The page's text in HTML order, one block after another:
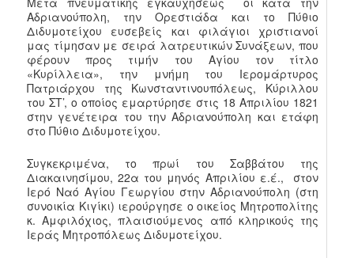
Αδριανούπολη, την Ορεστιάδα και το Πύθιο
Διδυμοτείχου ευσεβείς και φιλάγιοι χριστιανοί
μας τίμησαν με σειρά λατρευτικών Συνάξεων, που
φέρουν προς τιμήν του Αγίου τον τίτλο
«Κυρίλλεια», την μνήμη του Ιερομάρτυρος
Πατριάρχου της Κωνσταντινουπόλεως, Κύριλλου
του ΣΤ’, ο οποίος εμαρτύρησε στις 18 Απριλίου 1821
στην γενέτειρα του την Αδριανούπολη και ετάφη
στο Πύθιο Διδυμοτείχου.
Συγκεκριμένα, το πρωί του Σαββάτου της
Διακαινησίμου, 22α του μηνός Απριλίου ε.έ., στον
Ιερό Ναό Αγίου Γεωργίου στην Αδριανούπολη (στη
συνοικία Κιγίκι) ιερούργησε ο οικείος Μητροπολίτης
κ. Αμφιλόχιος, πλαισιούμενος από κληρικούς της
Ιεράς Μητροπόλεως Διδυμοτείχου.